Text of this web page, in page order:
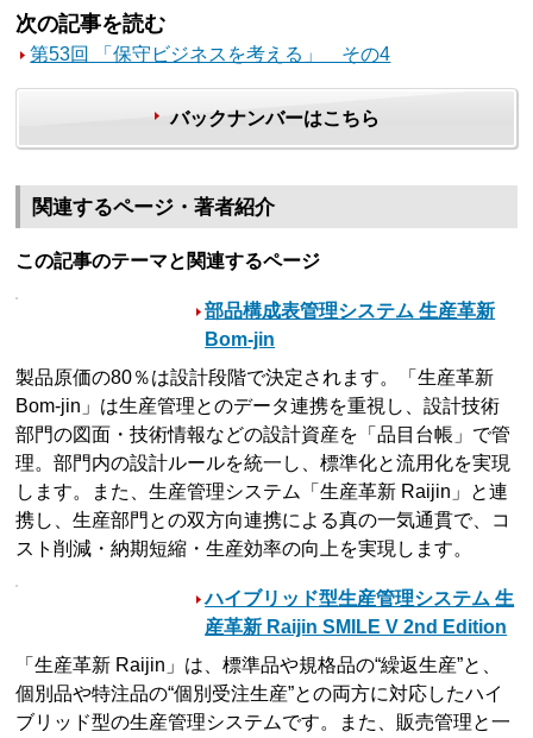
次の記事を読む
第53回 「保守ビジネスを考える」 その4
バックナンバーはこちら
関連するページ・著者紹介
この記事のテーマと関連するページ
部品構成表管理システム 生産革新
Bom-jin
製品原価の80％は設計段階で決定されます。「生産革新
Bom-jin」は生産管理とのデータ連携を重視し、設計技術
部門の図面・技術情報などの設計資産を「品目台帳」で管
理。部門内の設計ルールを統一し、標準化と流用化を実現
します。また、生産管理システム「生産革新 Raijin」と連
携し、生産部門との双方向連携による真の一気通貫で、コ
スト削減・納期短縮・生産効率の向上を実現します。
ハイブリッド型生産管理システム 生
産革新 Raijin SMILE V 2nd Edition
「生産革新 Raijin」は、標準品や規格品の“繰返生産”と、
個別品や特注品の“個別受注生産”との両方に対応したハイ
ブリッド型の生産管理システムです。また、販売管理と一